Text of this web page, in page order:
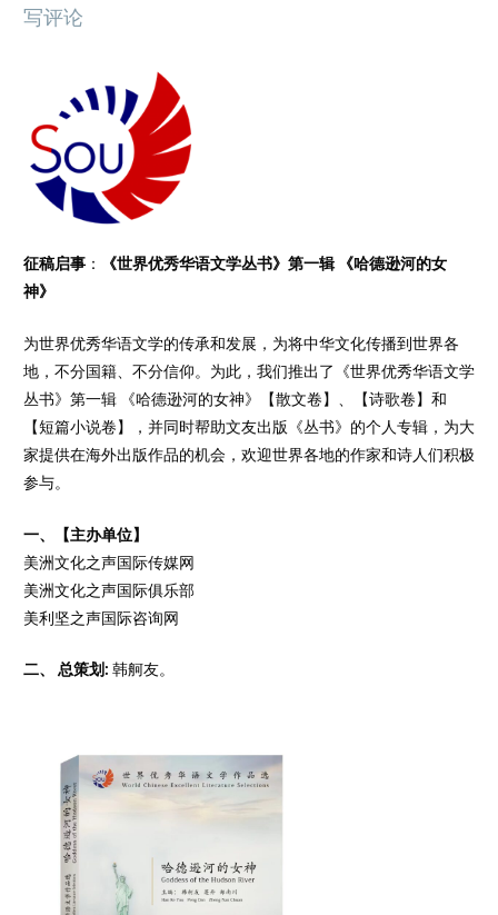
写评论
征稿启事：
《世界优秀华语文学丛书》第一辑 《哈德逊河的女
神》
为世界优秀华语文学的传承和发展，为将中华文化传播到世界各
地，不分国籍、不分信仰。为此，我们推出了《世界优秀华语文学
丛书》第一辑 《哈德逊河的女神》【散文卷】、【诗歌卷】和
【短篇小说卷】，并同时帮助文友出版《丛书》的个人专辑，为大
家提供在海外出版作品的机会，欢迎世界各地的作家和诗人们积极
参与。
一、【主办单位】
美洲文化之声国际传媒网
美洲文化之声国际俱乐部
美利坚之声国际咨询网
二、 总策划: 韩舸友。